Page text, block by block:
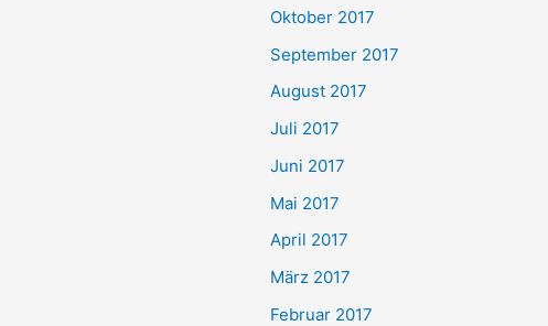
Oktober 2017
September 2017
August 2017
Juli 2017
Juni 2017
Mai 2017
April 2017
März 2017
Februar 2017